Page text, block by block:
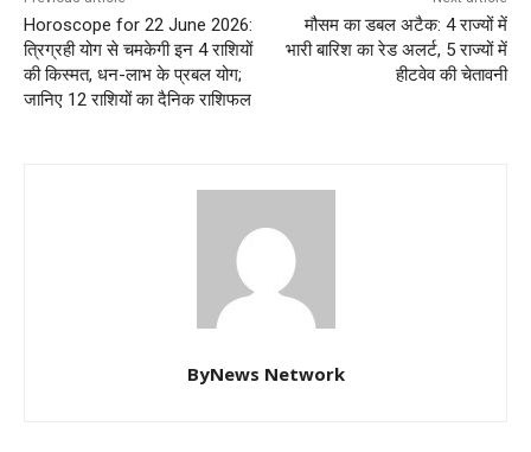
Horoscope for 22 June 2026:
त्रिग्रही योग से चमकेगी इन 4 राशियों
की किस्मत, धन-लाभ के प्रबल योग;
जानिए 12 राशियों का दैनिक राशिफल
मौसम का डबल अटैक: 4 राज्यों में
भारी बारिश का रेड अलर्ट, 5 राज्यों में
हीटवेव की चेतावनी
ByNews Network